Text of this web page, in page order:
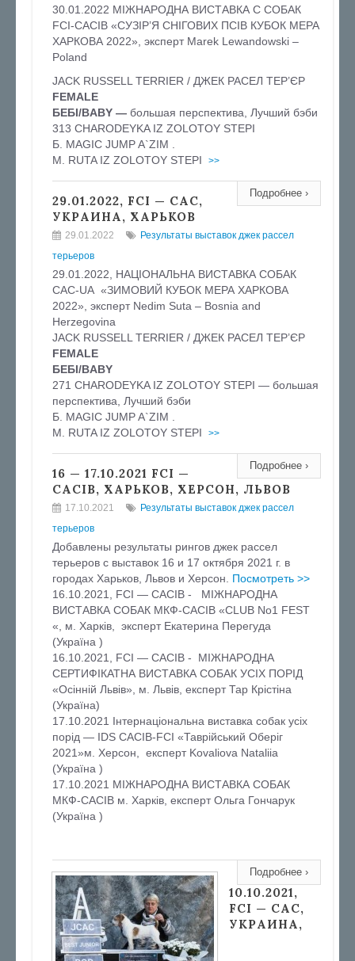
30.01.2022 МІЖНАРОДНА ВИСТАВКА С СОБАК
FCI-CACIB «СУЗІР’Я СНІГОВИХ ПСІВ КУБОК МЕРА
ХАРКОВА 2022», эксперт Marek Lewandowski –
Poland
JACK RUSSELL TERRIER / ДЖЕК РАСЕЛ ТЕР’ЄР
FEMALE
БЕБІ/BABY — большая перспектива, Лучший бэби
313 CHARODEYKA IZ ZOLOTOY STEPI
Б. MAGIC JUMP A`ZIM .
М. RUTA IZ ZOLOTOY STEPI
>>
Подробнее ›
29.01.2022, FCI — CAC,
УКРАИНА, ХАРЬКОВ
29.01.2022
Результаты выставок джек рассел
терьеров
29.01.2022, НАЦІОНАЛЬНА ВИСТАВКА СОБАК
CAC-UA «ЗИМОВИЙ КУБОК МЕРА ХАРКОВА
2022», эксперт Nedim Suta – Bosnia and
Herzegovina
JACK RUSSELL TERRIER / ДЖЕК РАСЕЛ ТЕР’ЄР
FEMALE
БЕБІ/BABY
271 CHARODEYKA IZ ZOLOTOY STEPI — большая
перспектива, Лучший бэби
Б. MAGIC JUMP A`ZIM .
М. RUTA IZ ZOLOTOY STEPI
>>
Подробнее ›
16 — 17.10.2021 FCI —
CACIB, ХАРЬКОВ, ХЕРСОН, ЛЬВОВ
17.10.2021
Результаты выставок джек рассел
терьеров
Добавлены результаты рингов джек рассел
терьеров с выставок 16 и 17 октября 2021 г. в
городах Харьков, Львов и Херсон.
Посмотреть >>
16.10.2021, FCI — CACIB - МІЖНАРОДНА
ВИСТАВКА СОБАК МКФ-CACIB «CLUB No1 FEST
«, м. Харків, эксперт Екатерина Перегуда
(Україна )
16.10.2021, FCI — CACIB - МІЖНАРОДНА
СЕРТИФІКАТНА ВИСТАВКА СОБАК УСІХ ПОРІД
«Осінній Львів», м. Львів, експерт Тар Крістіна
(Україна)
17.10.2021 Інтернаціональна виставка собак усіх
порід — IDS CACIB-FCI «Таврійський Оберіг
2021»м. Херсон, експерт Kovaliova Nataliia
(Україна )
17.10.2021 МІЖНАРОДНА ВИСТАВКА СОБАК
МКФ-CACIB м. Харків, експерт Ольга Гончарук
(Україна )
Подробнее ›
10.10.2021,
FCI — CAC,
УКРАИНА,